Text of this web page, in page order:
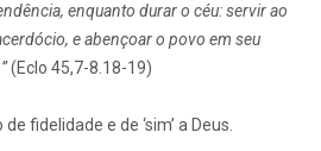
enquanto durar o céu: servir ao
e abençoar o povo em seu
(Eclo 45,7-8.18-19)
fidelidade e de ‘sim’ a Deus.